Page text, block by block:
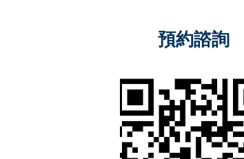
預約諮詢